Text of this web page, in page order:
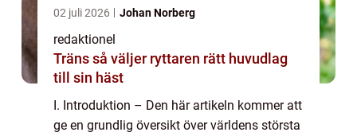
02 juli 2026 Johan Norberg
redaktionel
Träns så väljer ryttaren rätt huvudlag
till sin häst
I. Introduktion – Den här artikeln kommer att
ge en grundlig översikt över världens största